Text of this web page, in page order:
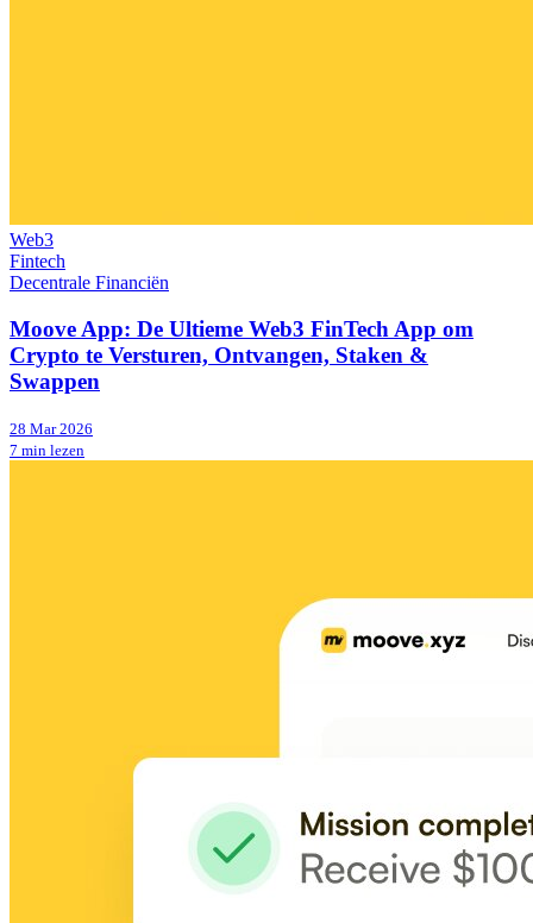
Web3
Fintech
Decentrale Financiën
Moove App: De Ultieme Web3 FinTech App om
Crypto te Versturen, Ontvangen, Staken &
Swappen
28 Mar 2026
7 min lezen